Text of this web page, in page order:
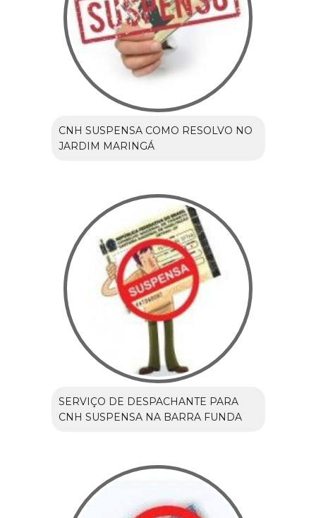
CNH SUSPENSA COMO RESOLVO NO
JARDIM MARINGÁ
SERVIÇO DE DESPACHANTE PARA
CNH SUSPENSA NA BARRA FUNDA